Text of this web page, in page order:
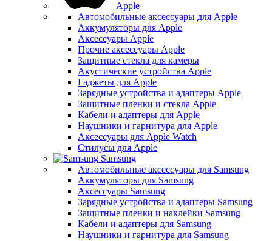
Apple
Автомобильные аксессуары для Apple
Аккумуляторы для Apple
Аксессуары Apple
Прочие аксессуары Apple
Защитные стекла для камеры
Акустические устройства Apple
Гаджеты для Apple
Зарядные устройства и адаптеры Apple
Защитные пленки и стекла Apple
Кабели и адаптеры для Apple
Наушники и гарнитура для Apple
Аксессуары для Apple Watch
Стилусы для Apple
Samsung
Автомобильные аксессуары для Samsung
Аккумуляторы для Samsung
Аксессуары Samsung
Зарядные устройства и адаптеры Samsung
Защитные пленки и наклейки Samsung
Кабели и адаптеры для Samsung
Наушники и гарнитура для Samsung